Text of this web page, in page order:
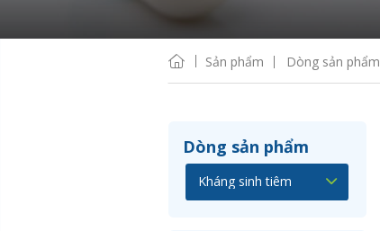
Sản phẩm Dòng sản phẩm
Dòng sản phẩm